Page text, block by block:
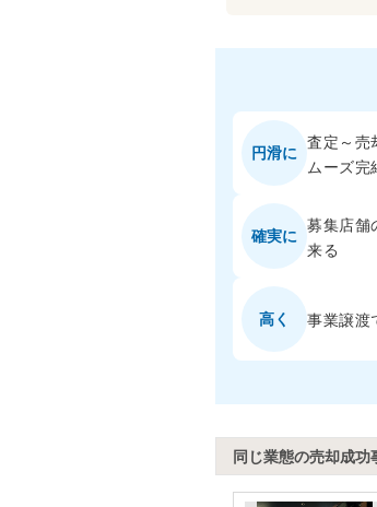
円滑に
査定～売
ムーズ完
確実に
募集店舗
来る
高く 事業譲渡
同じ業態の売却成功